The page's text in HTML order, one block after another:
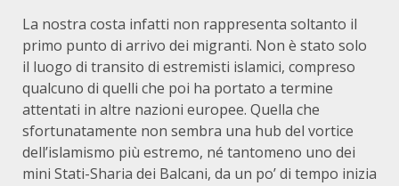
La nostra costa infatti non rappresenta soltanto il
primo punto di arrivo dei migranti. Non è stato solo
il luogo di transito di estremisti islamici, compreso
qualcuno di quelli che poi ha portato a termine
attentati in altre nazioni europee. Quella che
sfortunatamente non sembra una hub del vortice
dell’islamismo più estremo, né tantomeno uno dei
mini Stati-Sharia dei Balcani, da un po’ di tempo inizia